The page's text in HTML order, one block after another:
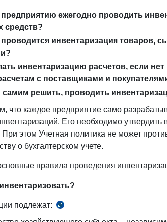
ежегодно проводить
средств?
проводится инвентаризация товаров,
инвентаризацию расчетов, если
с поставщиками и
решить, проводить
что каждое предприятие само
Его необходимо утвердить
этом Учетная политика не может
о бухгалтерском учете.
правила проведения
подлежат:
№19,